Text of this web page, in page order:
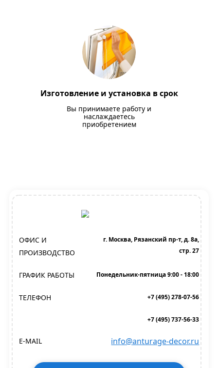
Изготовление и установка в срок
Вы принимаете работу и
наслаждаетесь
приобретением
ОФИС И
ПРОИЗВОДСТВО
г. Москва, Рязанский пр-т, д. 8а,
стр. 27
ГРАФИК РАБОТЫ Понедельник-пятница 9:00 - 18:00
ТЕЛЕФОН +7 (495) 278-07-56
+7 (495) 737-56-33
E-MAIL info@anturage-decor.ru